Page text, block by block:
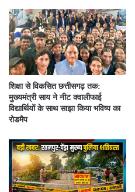
शिक्षा से विकसित छत्तीसगढ़ तक:
मुख्यमंत्री साय ने नीट क्वालीफाई
विद्यार्थियों के साथ साझा किया भविष्य का
रोडमैप